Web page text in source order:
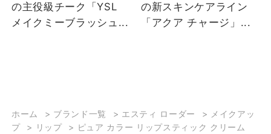
の主役級チーク「YSL
メイクミーブラッシュ...
の新スキンケアライン
「アクア チャージ」...
ホーム > ブランド一覧 > エスティ ローダー > メイクアッ
プ
> リップ > ピュア カラー リップスティック クリーム